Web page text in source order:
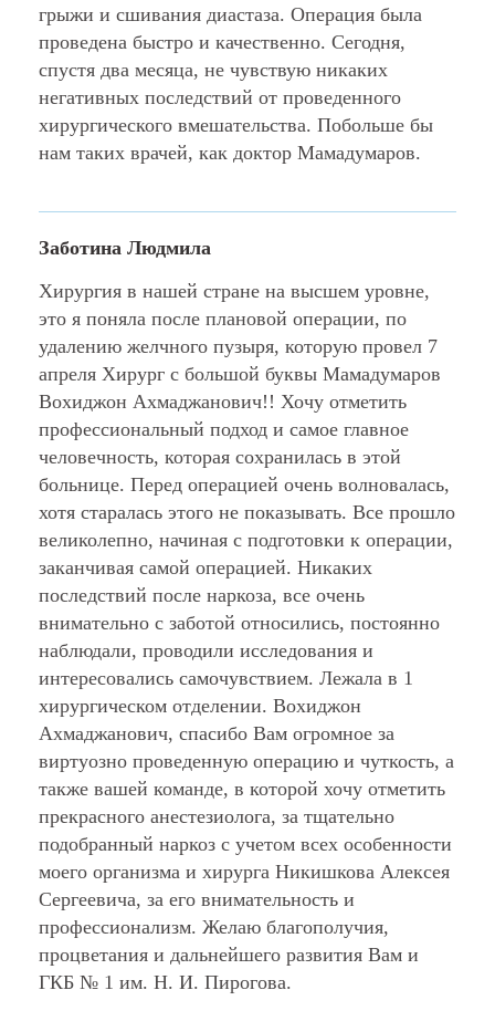
грыжи и сшивания диастаза. Операция была
проведена быстро и качественно. Сегодня,
спустя два месяца, не чувствую никаких
негативных последствий от проведенного
хирургического вмешательства. Побольше бы
нам таких врачей, как доктор Мамадумаров.
Заботина Людмила
Хирургия в нашей стране на высшем уровне,
это я поняла после плановой операции, по
удалению желчного пузыря, которую провел 7
апреля Хирург с большой буквы Мамадумаров
Вохиджон Ахмаджанович!! Хочу отметить
профессиональный подход и самое главное
человечность, которая сохранилась в этой
больнице. Перед операцией очень волновалась,
хотя старалась этого не показывать. Все прошло
великолепно, начиная с подготовки к операции,
заканчивая самой операцией. Никаких
последствий после наркоза, все очень
внимательно с заботой относились, постоянно
наблюдали, проводили исследования и
интересовались самочувствием. Лежала в 1
хирургическом отделении. Вохиджон
Ахмаджанович, спасибо Вам огромное за
виртуозно проведенную операцию и чуткость, а
также вашей команде, в которой хочу отметить
прекрасного анестезиолога, за тщательно
подобранный наркоз с учетом всех особенности
моего организма и хирурга Никишкова Алексея
Сергеевича, за его внимательность и
профессионализм. Желаю благополучия,
процветания и дальнейшего развития Вам и
ГКБ № 1 им. Н. И. Пирогова.